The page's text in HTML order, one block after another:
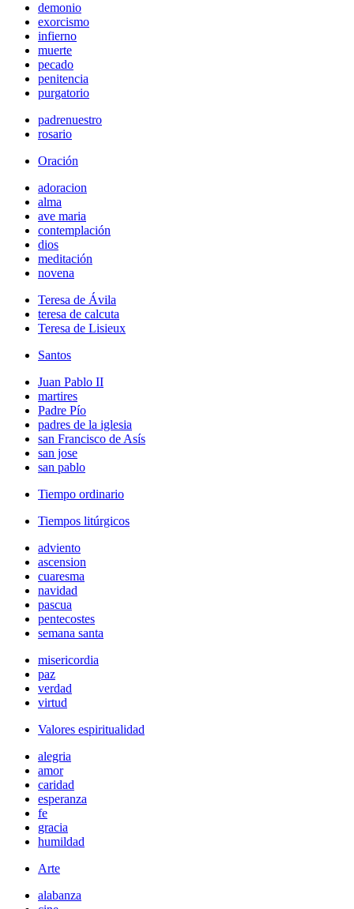
demonio
exorcismo
infierno
muerte
pecado
penitencia
purgatorio
padrenuestro
rosario
Oración
adoracion
alma
ave maria
contemplación
dios
meditación
novena
Teresa de Ávila
teresa de calcuta
Teresa de Lisieux
Santos
Juan Pablo II
martires
Padre Pío
padres de la iglesia
san Francisco de Asís
san jose
san pablo
Tiempo ordinario
Tiempos litúrgicos
adviento
ascension
cuaresma
navidad
pascua
pentecostes
semana santa
misericordia
paz
verdad
virtud
Valores espiritualidad
alegria
amor
caridad
esperanza
fe
gracia
humildad
Arte
alabanza